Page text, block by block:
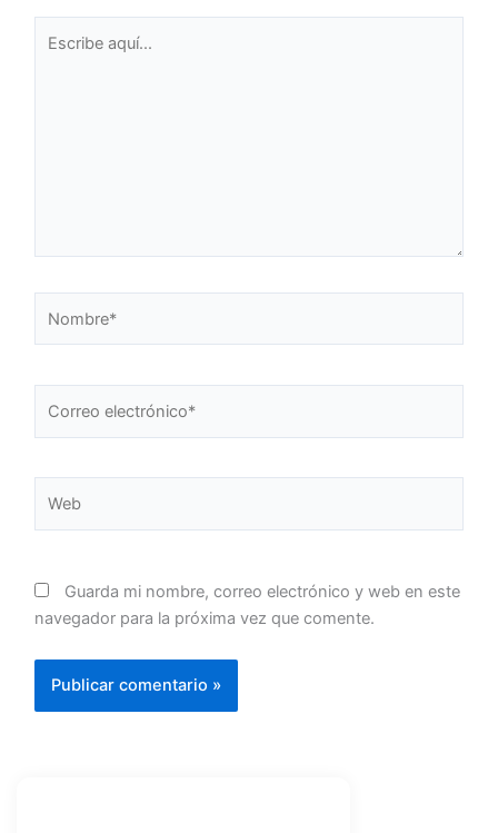
aquí...
electrónico*
Guarda mi nombre, correo electrónico y web en este
navegador para la próxima vez que comente.